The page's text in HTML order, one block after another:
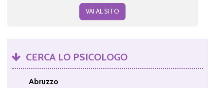
VAI AL SITO
CERCA LO PSICOLOGO
Abruzzo